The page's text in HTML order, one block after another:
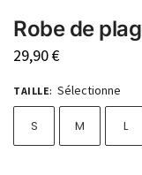
Robe de
29,90€
TAILLE: Sélectionne
S M L